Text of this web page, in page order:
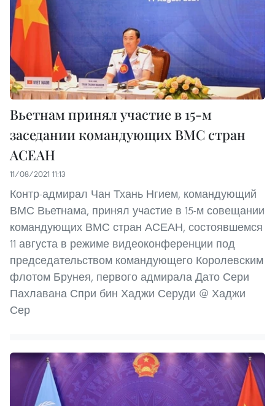
Вьетнам принял участие в 15-м
заседании командующих ВМС стран
АСЕАН
11/08/2021 11:13
Контр-адмирал Чан Тхань Нгием, командующий
ВМС Вьетнама, принял участие в 15-м совещании
командующих ВМС стран АСЕАН, состоявшемся
11 августа в режиме видеоконференции под
председательством командующего Королевским
флотом Брунея, первого адмирала Дато Сери
Пахлавана Спри бин Хаджи Серуди @ Хаджи
Сер